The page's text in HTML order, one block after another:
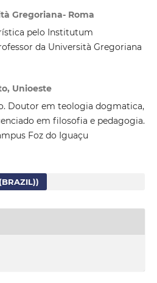
Gregoriana- Roma
pelo Institutum
da Università Gregoriana
Unioeste
Doutor em teologia dogmatica,
em filosofia e pedagogia.
Foz do Iguaçu